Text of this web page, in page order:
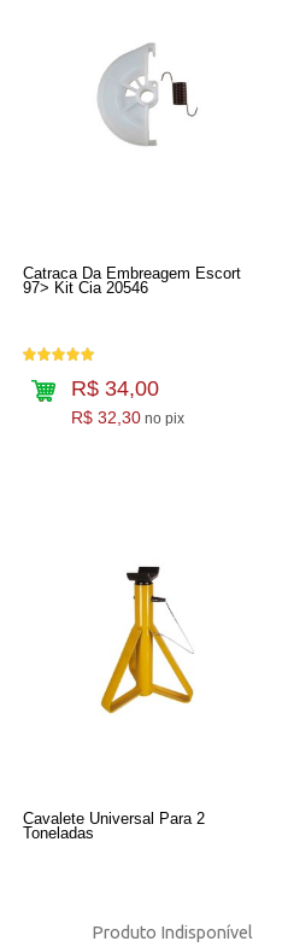
Catraca Da Embreagem Escort
97> Kit Cia 20546
R$ 34,00
R$ 32,30 no pix
Cavalete Universal Para 2
Toneladas
Produto Indisponível